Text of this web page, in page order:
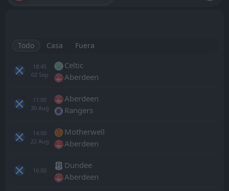
Todo Casa Fuera
18:45
02 Sep
Celtic
Aberdeen
11:00
30 Aug
Aberdeen
Rangers
14:00
22 Aug
Motherwell
Aberdeen
16:00
Dundee
Aberdeen